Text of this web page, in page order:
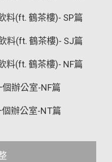
料(ft. 鶴茶樓)- SP篇
料(ft. 鶴茶樓)- SJ篇
料(ft. 鶴茶樓)- NF篇
辦公室-NF篇
辦公室-NT篇